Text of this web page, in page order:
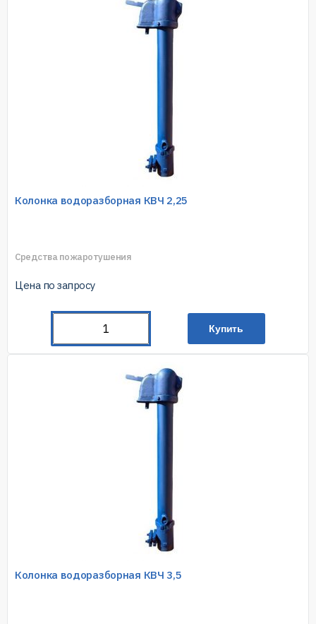
Колонка водоразборная КВЧ 2,25
Средства пожаротушения
Цена по запросу
Купить
Колонка водоразборная КВЧ 3,5